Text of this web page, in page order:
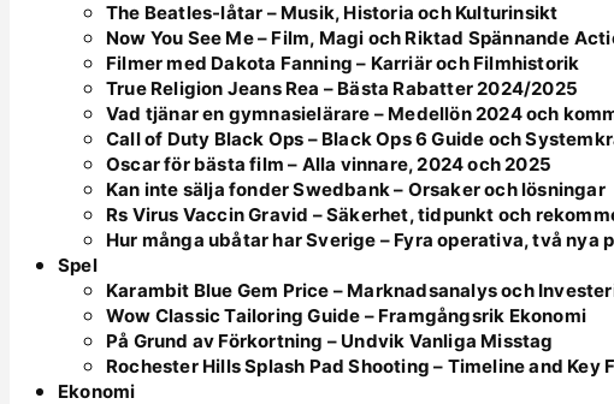
The Beatles-låtar – Musik, Historia och Kulturinsikt
Now You See Me – Film, Magi och Riktad Spännande
Filmer med Dakota Fanning – Karriär och Filmhistorik
True Religion Jeans Rea – Bästa Rabatter 2024/2025
Vad tjänar en gymnasielärare – Medellön 2024 och
Call of Duty Black Ops – Black Ops 6 Guide och
Oscar för bästa film – Alla vinnare, 2024 och 2025
Kan inte sälja fonder Swedbank – Orsaker och lösningar
Rs Virus Vaccin Gravid – Säkerhet, tidpunkt och
Hur många ubåtar har Sverige – Fyra operativa, två nya
Spel
Karambit Blue Gem Price – Marknadsanalys och
Wow Classic Tailoring Guide – Framgångsrik Ekonomi
På Grund av Förkortning – Undvik Vanliga Misstag
Rochester Hills Splash Pad Shooting – Timeline and Key
Ekonomi